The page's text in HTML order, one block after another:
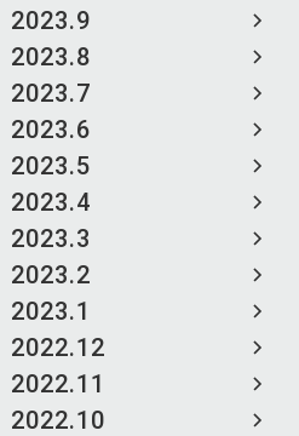
2023.9
2023.8
2023.7
2023.6
2023.5
2023.4
2023.3
2023.2
2023.1
2022.12
2022.11
2022.10